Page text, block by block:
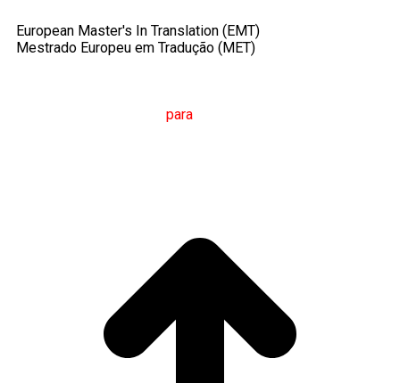
European Master's In Translation (EMT)
Mestrado Europeu em Tradução (MET)
para